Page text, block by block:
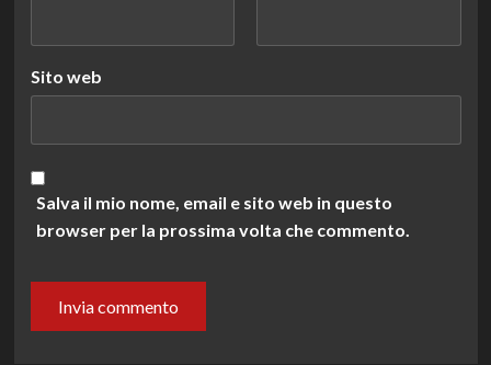
Sito web
Salva il mio nome, email e sito web in questo
browser per la prossima volta che commento.